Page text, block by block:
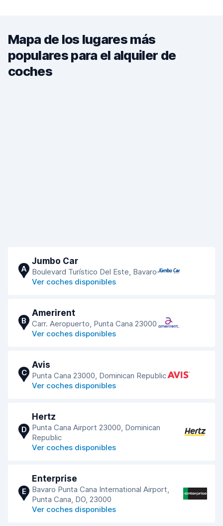
Mapa de los lugares más
populares para el alquiler de
coches
A
Jumbo Car
Boulevard Turístico Del Este, Bavaro
Ver coches disponibles
B
Amerirent
Carr. Aeropuerto, Punta Cana 23000
Ver coches disponibles
C
Avis
Punta Cana 23000, Dominican Republic
Ver coches disponibles
D
Hertz
Punta Cana Airport 23000, Dominican
Republic
Ver coches disponibles
E
Enterprise
Bavaro Punta Cana International Airport,
Punta Cana, DO, 23000
Ver coches disponibles